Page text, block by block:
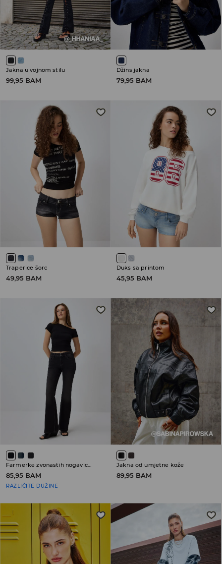
Jakna u vojnom stilu
99,95 BAM
Džins jakna
79,95 BAM
Traperice šorc
49,95 BAM
Duks sa printom
45,95 BAM
Farmerke zvonastih nogavica sa niskim strukom
85,95 BAM
RAZLIČITE DUŽINE
Jakna od umjetne kože
89,95 BAM